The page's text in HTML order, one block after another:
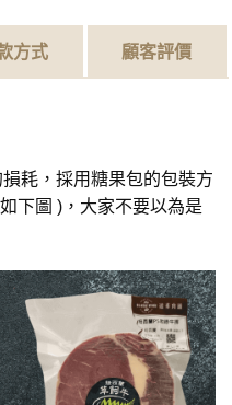
方式 顧客評價
耗，採用糖果包的包裝方
下圖 )，大家不要以為是